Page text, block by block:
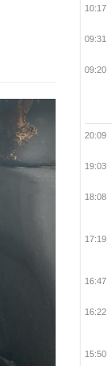
10:17
09:31
09:20
20:09
19:03
18:08
17:19
16:47
16:22
15:50